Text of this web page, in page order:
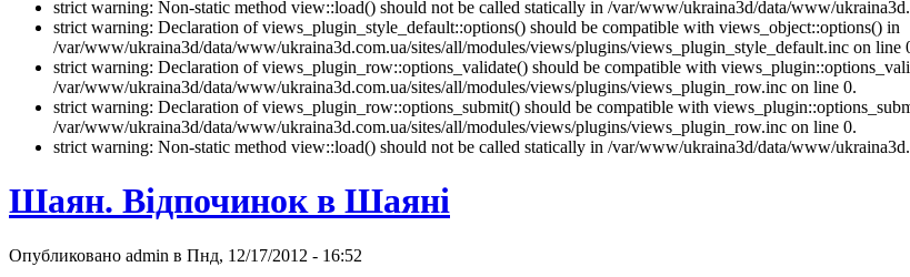
strict warning: Non-static method view::load() should not be called statically in /var/www/ukraina3d/data/www/
strict warning: Declaration of views_plugin_style_default::options() should be compatible with views_object::options() in
/var/www/ukraina3d/data/www/ukraina3d.com.ua/sites/all/modules/views/plugins/views_plugin_style_default.inc on line
strict warning: Declaration of views_plugin_row::options_validate() should be compatible with
/var/www/ukraina3d/data/www/ukraina3d.com.ua/sites/all/modules/views/plugins/views_plugin_row.inc on line 0.
strict warning: Declaration of views_plugin_row::options_submit() should be compatible with
/var/www/ukraina3d/data/www/ukraina3d.com.ua/sites/all/modules/views/plugins/views_plugin_row.inc on line 0.
strict warning: Non-static method view::load() should not be called statically in /var/www/ukraina3d/data/www/
Шаян. Відпочинок в Шаяні
Опубликовано admin в Пнд, 12/17/2012 - 16:52